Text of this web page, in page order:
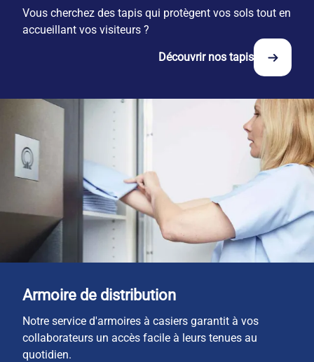
Vous cherchez des tapis qui protègent vos sols tout en
accueillant vos visiteurs ?
Découvrir nos tapis
Armoire de distribution
Notre service d'armoires à casiers garantit à vos
collaborateurs un accès facile à leurs tenues au
quotidien.